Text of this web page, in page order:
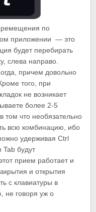
по
приложении — это
будет перебирать
слева направо.
причем довольно
того, при
не возникает
более 2-5
том что необязательно
всю комбинацию, ибо
удерживая Ctrl
будут
прием работает и
и открытия
с клавиатуры в
не говоря уж о